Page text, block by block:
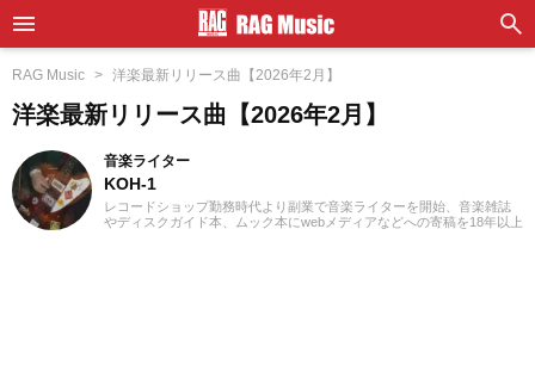
RAG Music 洋楽最新リリース曲【2026年2月】
洋楽最新リリース曲【2026年2月】
音楽ライター
KOH-1
レコードショップ勤務時代より副業で音楽ライターを開始、音楽雑誌
やディスクガイド本、ムック本にwebメディアなどへの寄稿を18年以上